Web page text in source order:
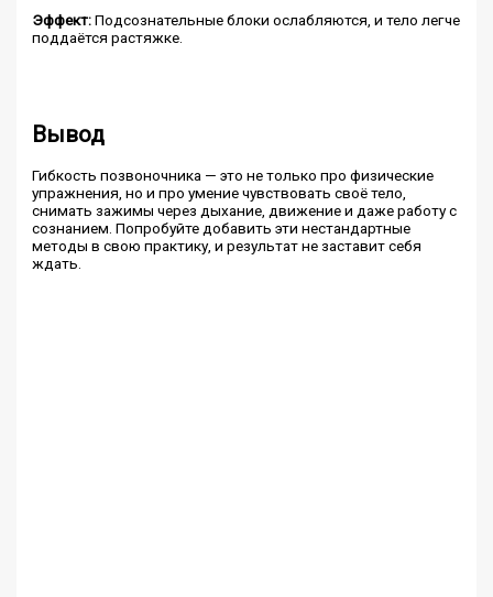
Эффект:Подсознательные блоки ослабляются, и тело легче
поддаётся растяжке.
Вывод
Гибкость позвоночника — это не только про физические
упражнения, но и про умение чувствовать своё тело,
снимать зажимы через дыхание, движение и даже работу с
сознанием. Попробуйте добавить эти нестандартные
методы в свою практику, и результат не заставит себя
ждать.